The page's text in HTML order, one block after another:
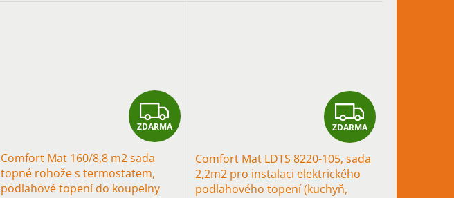
Z
D
ZDARMA
Comfort Mat 160/8,8 m2 sada
topné rohože s termostatem,
podlahové topení do koupelny
Z
D
A
ZDARMA
Comfort Mat LDTS 8220-105, sada
2,2m2 pro instalaci elektrického
podlahového topení (kuchyň,